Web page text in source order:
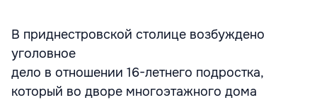
В приднестровской столице возбуждено
уголовное
дело в отношении 16-летнего подростка,
который во дворе многоэтажного дома